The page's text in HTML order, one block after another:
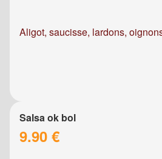
Aligot, saucisse, lardons,
Salsa ok bol
9.90 €